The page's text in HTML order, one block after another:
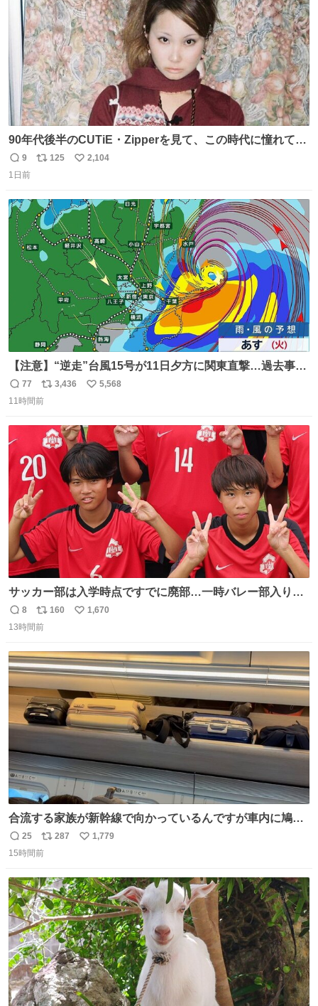
90年代後半のCUTiE・Zipperを見て、この時代に憧れて
「令和」に再現した22歳🍓 身につけてるものは全て90年代
後半のお洋服❤︎
返
信
9
リ
ト
数
125
い
数
2,104
1日前
【注意】“逆走”台風15号が11日夕方に関東直撃…過去事例
が少なく予想外の被害も懸念
news.livedoor.com/lite/article_d… 台風15号はかなり珍し
に進んで上陸した台風は過去にも3例しかない。もしも、
茨城県か福島県に上陸すれば初のケースとなる。
返
信
77
リ
ポ
ト
数
3,436
い
数
5,568
11時間前
サッカー部は入学時点ですでに廃部…一時バレー部入りも
2人で復活させた伊勢原市立中沢中の柳川&宮口、合同チー
ムで歩んだ3年間の集大成で全国へ
学校サッカー大会 #全中 #ゲキサカ
返
信
8
リ
ポ
ト
数
160
い
数
1,670
13時間前
合流する家族が新幹線で向かっているんですが車内に鳩が
乗車してしまったようで 捕獲の為那須塩原で10分停止した
ようで🤣無事降車👏しかし乗り継ぎが間に合わなくなって
返
信
25
リ
ポ
ト
数
287
い
数
1,779
15時間前